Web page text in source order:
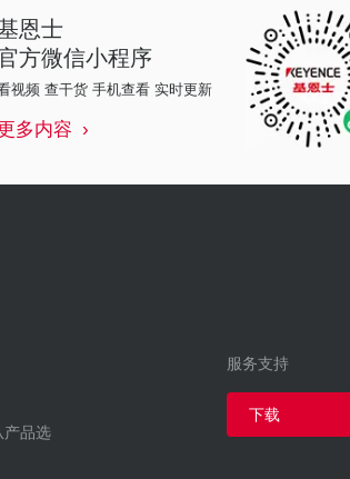
恩士
方微信小程序
视频 查干货 手机查看 实时更新
多内容
品选
服务支持
下载